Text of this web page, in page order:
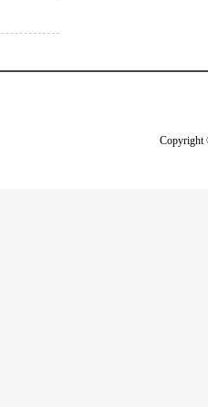
Copyright